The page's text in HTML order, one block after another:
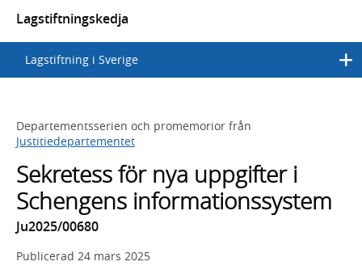
en
lista
med
sökförslag
Lagstiftningskedja
Lagstiftning i Sverige
Departementsserien och promemorior från
Justitiedepartementet
Sekretess för nya uppgifter i
Schengens informationssystem
Ju2025/00680
Publicerad 24 mars 2025